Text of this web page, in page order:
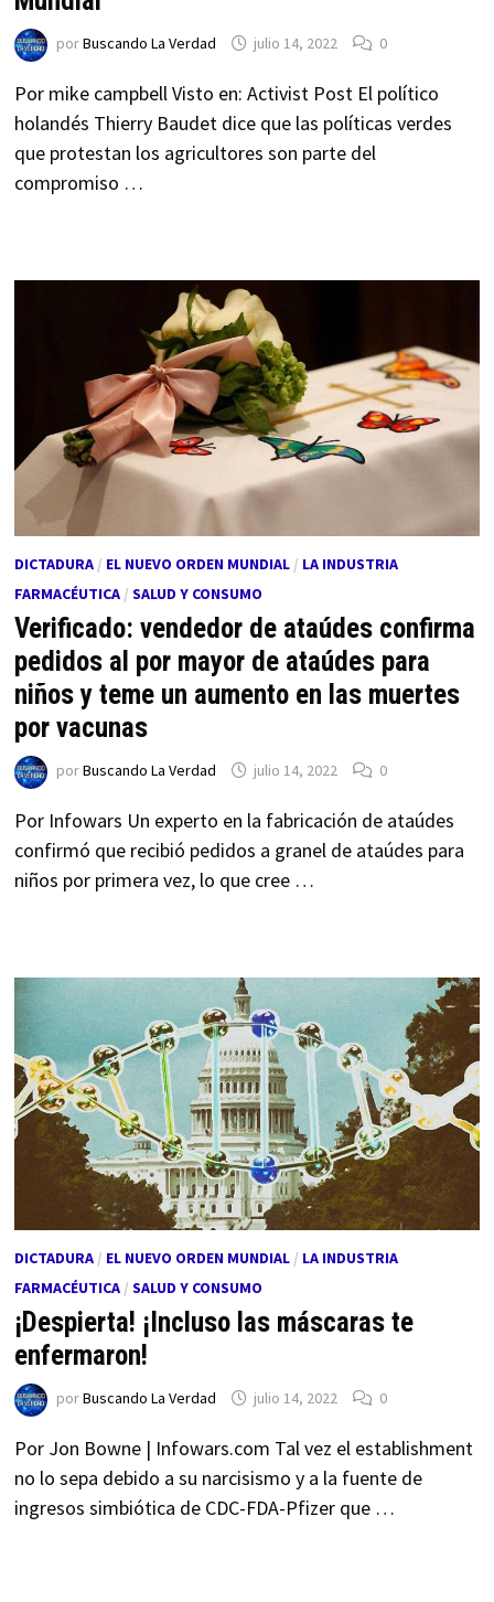
porBuscando La Verdad julio 14, 2022 0
Por mike campbell Visto en: Activist Post El político
holandés Thierry Baudet dice que las políticas verdes
que protestan los agricultores son parte del
compromiso …
DICTADURA/ EL NUEVO ORDEN MUNDIAL/ LA INDUSTRIA
FARMACÉUTICA/ SALUD Y CONSUMO
Verificado: vendedor de ataúdes confirma
pedidos al por mayor de ataúdes para
niños y teme un aumento en las muertes
por vacunas
porBuscando La Verdad julio 14, 2022 0
Por Infowars Un experto en la fabricación de ataúdes
confirmó que recibió pedidos a granel de ataúdes para
niños por primera vez, lo que cree …
DICTADURA/ EL NUEVO ORDEN MUNDIAL/ LA INDUSTRIA
FARMACÉUTICA/ SALUD Y CONSUMO
¡Despierta! ¡Incluso las máscaras te
enfermaron!
porBuscando La Verdad julio 14, 2022 0
Por Jon Bowne | Infowars.com Tal vez el establishment
no lo sepa debido a su narcisismo y a la fuente de
ingresos simbiótica de CDC-FDA-Pfizer que …